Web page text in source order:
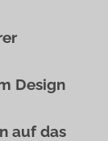
Design
auf das